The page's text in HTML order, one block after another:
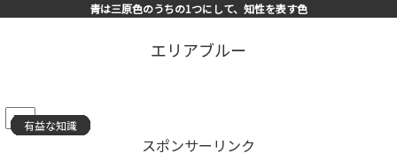
青は三原色のうちの1つにして、知性を表す色
エリアブルー
PR
スポンサーリンク
有益な知識
有益な知識
有益な知識
有益な知識
有益な知識
有益な知識
有益な知識
有益な知識
有益な知識
有益な知識
有益な知識
有益な知識
有益な知識
有益な知識
有益な知識